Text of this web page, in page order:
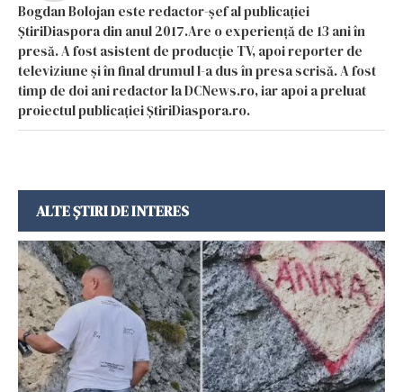
Bogdan Bolojan este redactor-șef al publicației
ȘtiriDiaspora din anul 2017.Are o experiență de 13 ani în
presă. A fost asistent de producție TV, apoi reporter de
televiziune și în final drumul l-a dus în presa scrisă. A fost
timp de doi ani redactor la DCNews.ro, iar apoi a preluat
proiectul publicației ȘtiriDiaspora.ro.
ALTE ȘTIRI DE INTERES